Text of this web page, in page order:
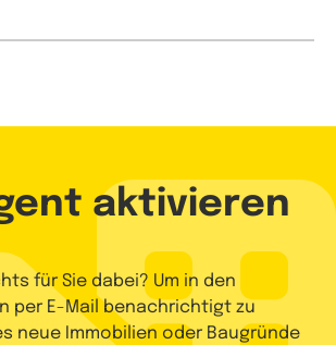
aktivieren
für Sie dabei? Um in den
per E-Mail benachrichtigt zu
neue Immobilien oder Baugründe